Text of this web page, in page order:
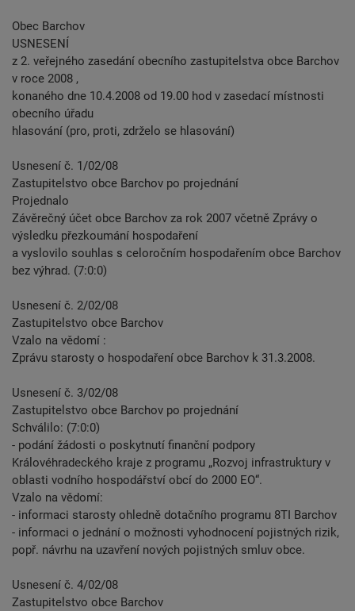
Obec Barchov
USNESENÍ
z 2. veřejného zasedání obecního zastupitelstva obce Barchov
v roce 2008 ,
konaného dne 10.4.2008 od 19.00 hod v zasedací místnosti
obecního úřadu
hlasování (pro, proti, zdrželo se hlasování)
Usnesení č. 1/02/08
Zastupitelstvo obce Barchov po projednání
Projednalo
Závěrečný účet obce Barchov za rok 2007 včetně Zprávy o
výsledku přezkoumání hospodaření
a vyslovilo souhlas s celoročním hospodařením obce Barchov
bez výhrad. (7:0:0)
Usnesení č. 2/02/08
Zastupitelstvo obce Barchov
Vzalo na vědomí :
Zprávu starosty o hospodaření obce Barchov k 31.3.2008.
Usnesení č. 3/02/08
Zastupitelstvo obce Barchov po projednání
Schválilo: (7:0:0)
- podání žádosti o poskytnutí finanční podpory
Královéhradeckého kraje z programu „Rozvoj infrastruktury v
oblasti vodního hospodářství obcí do 2000 EO“.
Vzalo na vědomí:
- informaci starosty ohledně dotačního programu 8TI Barchov
- informaci o jednání o možnosti vyhodnocení pojistných rizik,
popř. návrhu na uzavření nových pojistných smluv obce.
Usnesení č. 4/02/08
Zastupitelstvo obce Barchov